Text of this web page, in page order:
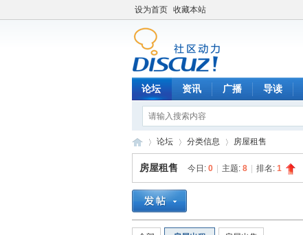
设为首页 收藏本站
论坛 资讯 广播 导读
»
论坛
›
分类信息 房屋租售
房屋租售 今日: 0 主题: 8 排名: 1